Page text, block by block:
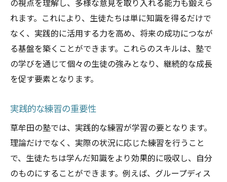
の視点を理解し、多様な意見を取り入れる能力も鍛えら
れます。これにより、生徒たちは単に知識を得るだけで
なく、実践的に活用する力を高め、将来の成功につなが
る基盤を築くことができます。これらのスキルは、塾で
の学びを通じて個々の生徒の強みとなり、継続的な成長
を促す要素となります。
実践的な練習の重要性
草牟田の塾では、実践的な練習が学習の要となります。
理論だけでなく、実際の状況に応じた練習を行うこと
で、生徒たちは学んだ知識をより効果的に吸収し、自分
のものにすることができます。例えば、グループディス